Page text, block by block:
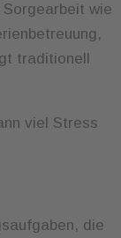
wie
traditionell
viel Stress
die